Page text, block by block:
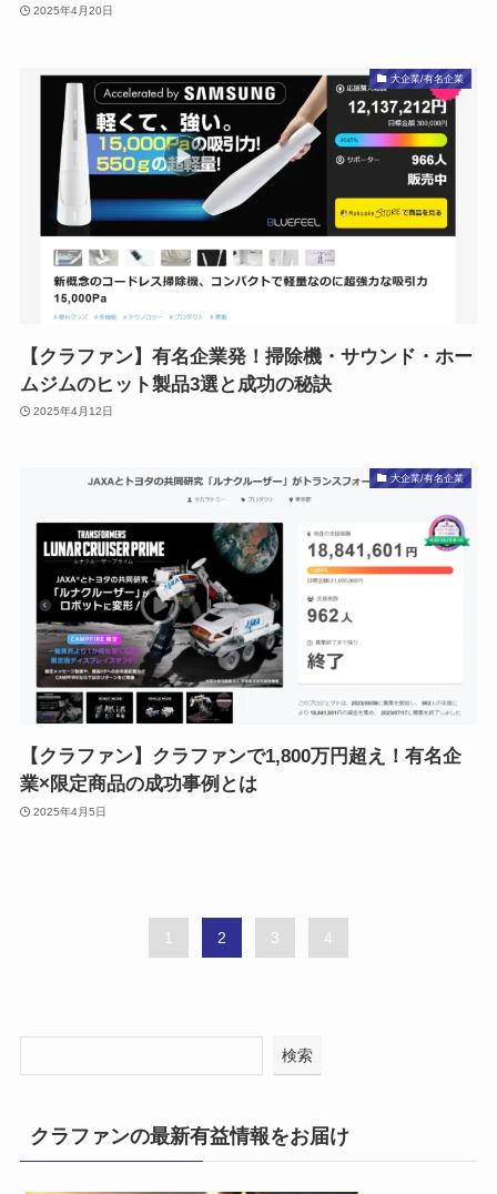
2025年4月20日
大企業/有名企業
【クラファン】有名企業発！掃除機・サウンド・ホー
ムジムのヒット製品3選と成功の秘訣
2025年4月12日
大企業/有名企業
【クラファン】クラファンで1,800万円超え！有名企
業×限定商品の成功事例とは
2025年4月5日
1 2 3 4
検索
クラファンの最新有益情報をお届け